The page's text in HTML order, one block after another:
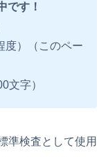
です！
度）（このペー
文字）
準検査として使用